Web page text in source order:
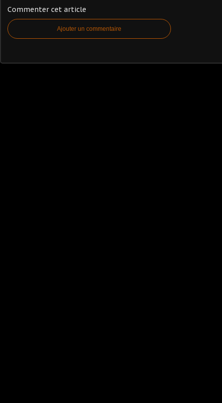
Commenter cet article
Ajouter un commentaire